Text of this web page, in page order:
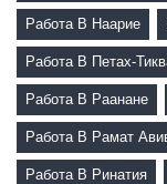
Работа В Наарие
Работа В Петах-
Работа В Раанане
Работа В Рамат
Работа В Ринатия